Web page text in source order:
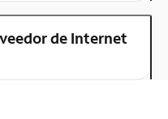
de Internet